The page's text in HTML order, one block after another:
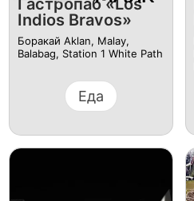
Гастропаб «Los
Indios Bravos»
Боракай Aklan, Malay,
Balabag, Station 1 White Path
Еда